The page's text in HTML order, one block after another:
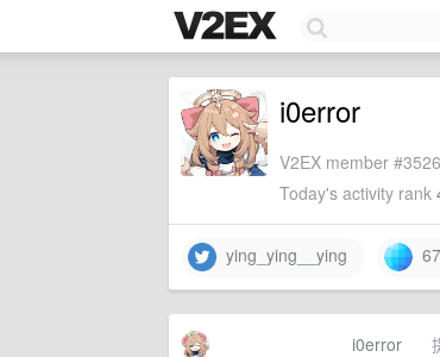
i0error
V2EX member
Today's activity rank
ying_ying__ying
i0error